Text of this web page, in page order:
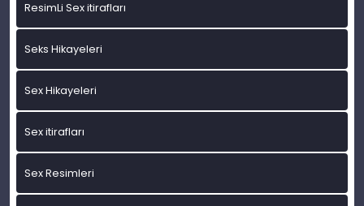
ResimLi Sex itirafları
Seks Hikayeleri
Sex Hikayeleri
Sex itirafları
Sex Resimleri